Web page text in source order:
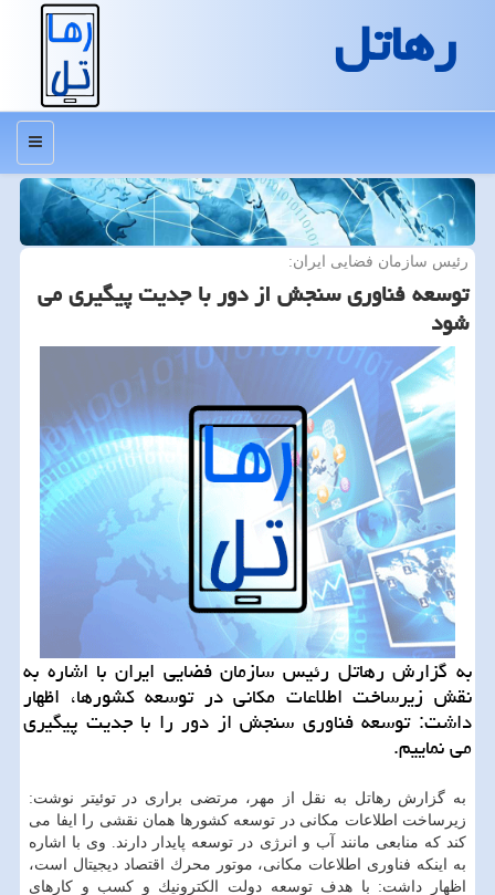
رهاتل
منو
رئیس سازمان فضایی ایران:
توسعه فناوری سنجش از دور با جدیت پیگیری می
شود
به گزارش رهاتل رئیس سازمان فضایی ایران با اشاره به
نقش زیرساخت اطلاعات مكانی در توسعه كشورها، اظهار
داشت: توسعه فناوری سنجش از دور را با جدیت پیگیری
می نماییم.
به گزارش رهاتل به نقل از مهر، مرتضی براری در توئیتر نوشت:
زیرساخت اطلاعات مكانی در توسعه كشورها همان نقشی را ایفا می
كند كه منابعی مانند آب و انرژی در توسعه پایدار دارند. وی با اشاره
به اینكه فناوری اطلاعات مكانی، موتور محرك اقتصاد دیجیتال است،
اظهار داشت: با هدف توسعه دولت الكترونیك و كسب و كارهای